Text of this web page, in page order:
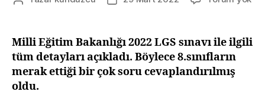
Milli Eğitim Bakanlığı 2022 LGS sınavı ile ilgili
tüm detayları açıkladı. Böylece 8.sınıfların
merak ettiği bir çok soru cevaplandırılmış
oldu.